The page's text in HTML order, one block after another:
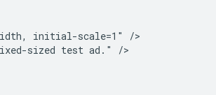
initial-scale=1" />
sized test ad." />